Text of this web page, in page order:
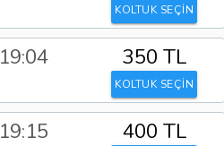
KOLTUK SEÇİN
19:04 350 TL
KOLTUK SEÇİN
19:15 400 TL